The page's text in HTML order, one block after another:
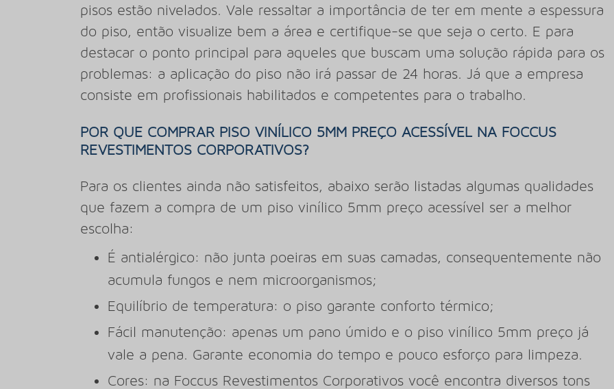
pisos estão nivelados. Vale ressaltar a importância de ter em mente a espessura
do piso, então visualize bem a área e certifique-se que seja o certo. E para
destacar o ponto principal para aqueles que buscam uma solução rápida para os
problemas: a aplicação do piso não irá passar de 24 horas. Já que a empresa
consiste em profissionais habilitados e competentes para o trabalho.
POR QUE COMPRAR PISO VINÍLICO 5MM PREÇO ACESSÍVEL NA FOCCUS
REVESTIMENTOS CORPORATIVOS?
Para os clientes ainda não satisfeitos, abaixo serão listadas algumas qualidades
que fazem a compra de um piso vinílico 5mm preço acessível ser a melhor
escolha:
É antialérgico: não junta poeiras em suas camadas, consequentemente não
acumula fungos e nem microorganismos;
Equilíbrio de temperatura: o piso garante conforto térmico;
Fácil manutenção: apenas um pano úmido e o piso vinílico 5mm preço já
vale a pena. Garante economia do tempo e pouco esforço para limpeza.
Cores: na Foccus Revestimentos Corporativos você encontra diversos tons